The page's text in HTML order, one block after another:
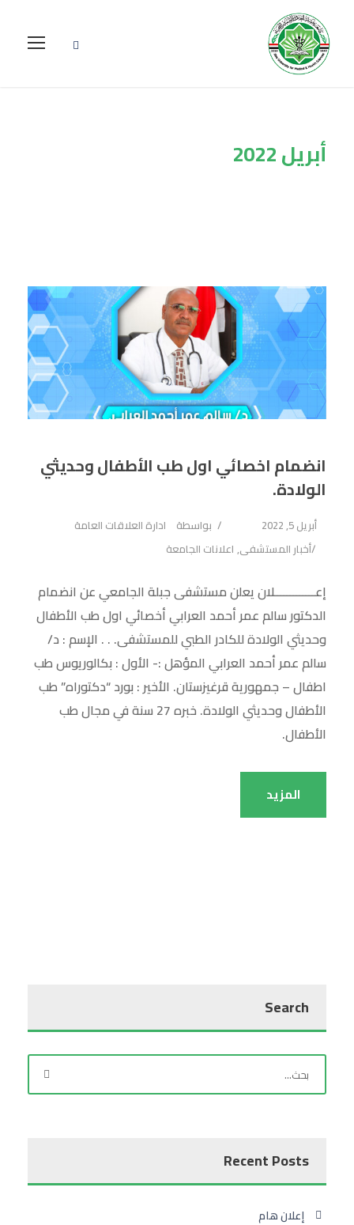
أبريل 2022
انضمام اخصائي اول طب الأطفال وحديثي
الولادة.
أبريل 5, 2022 بواسطة
ادارة العلاقات العامة
أخبار المستشفى, اعلانات الجامعة
إعـــــــــــــلان يعلن مستشفى جبلة الجامعي عن انضمام
الدكتور سالم عمر أحمد العرابي أخصائي اول طب الأطفال
وحديثي الولادة للكادر الطبي للمستشفى. . . الإسم : د/
سالم عمر أحمد العرابي المؤهل :- الأول : بكالوريوس طب
اطفال – جمهورية قرغيزستان. الأخير : بورد “دكتوراه” طب
الأطفال وحديثي الولادة. خبره 27 سنة في مجال طب
الأطفال.
المزيد
Search
Recent Posts
إعلان هام